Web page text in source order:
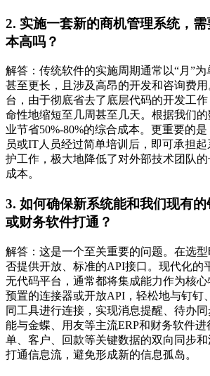
2. 实施一套新的商机管理系统，
本高吗？
解答：传统软件的实施周期通常以“月”为
甚至更长，且涉及高昂的开发和咨询费
台，由于彻底省去了底层代码的开发工
命性地缩短至几周甚至几天。根据我们
业节省50%-80%的综合成本。更重要的
员或IT人员经过简单培训后，即可承担
护工作，极大地降低了对外部技术团队
成本。
3. 如何确保新系统能和我们现有
或财务软件打通？
解答：这是一个至关重要的问题。在选
否提供开放、标准的API接口。现代化的
无代码平台，通常都将集成能力作为核
预置的连接器或开放API，轻松地与钉钉
同工具进行连接，实现消息提醒、待办
能与金蝶、用友等主流ERP和财务软件
单、客户、回款等关键数据的双向同步
打通信息流，避免形成新的信息孤岛。